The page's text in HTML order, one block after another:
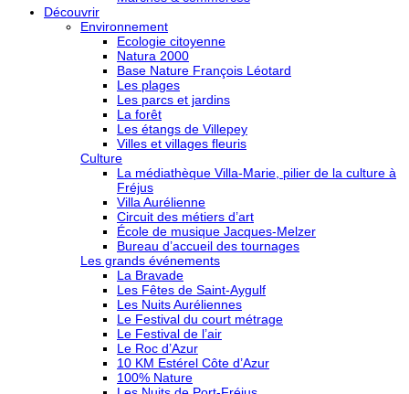
Découvrir
Environnement
Ecologie citoyenne
Natura 2000
Base Nature François Léotard
Les plages
Les parcs et jardins
La forêt
Les étangs de Villepey
Villes et villages fleuris
Culture
La médiathèque Villa-Marie, pilier de la culture à
Fréjus
Villa Aurélienne
Circuit des métiers d’art
École de musique Jacques-Melzer
Bureau d’accueil des tournages
Les grands événements
La Bravade
Les Fêtes de Saint-Aygulf
Les Nuits Auréliennes
Le Festival du court métrage
Le Festival de l’air
Le Roc d’Azur
10 KM Estérel Côte d’Azur
100% Nature